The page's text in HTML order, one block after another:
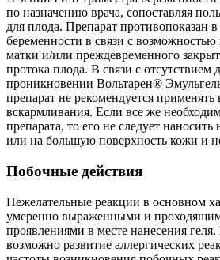
по назначению врача, сопоставляя
для плода. Препарат противопоказан
беременности в связи с
матки и/или преждевременного
протока плода. В связи с отсутствием
проникновении Вольтарен®
препарат не рекомендуется применять
вскармливания. Если все же
препарата, то его не следует
или на большую поверхность кожи и
Побочные действия
Нежелательные реакции в основном
умеренно выраженными и
проявлениями в месте нанесения
возможно развитие аллергических